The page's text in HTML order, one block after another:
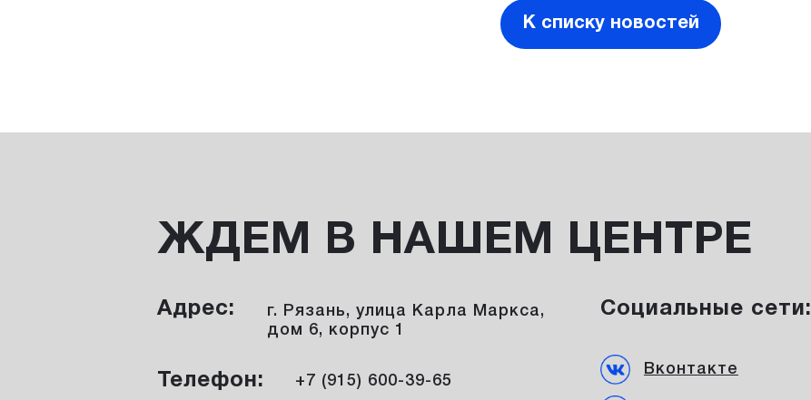
К списку новостей
ЖДЕМ В НАШЕМ ЦЕНТРЕ
Вконтакте
Социальные сети:
+7 (915) 600-39-65
Телефон:
г. Рязань, улица Карла Маркса,
дом 6, корпус 1
Адрес: